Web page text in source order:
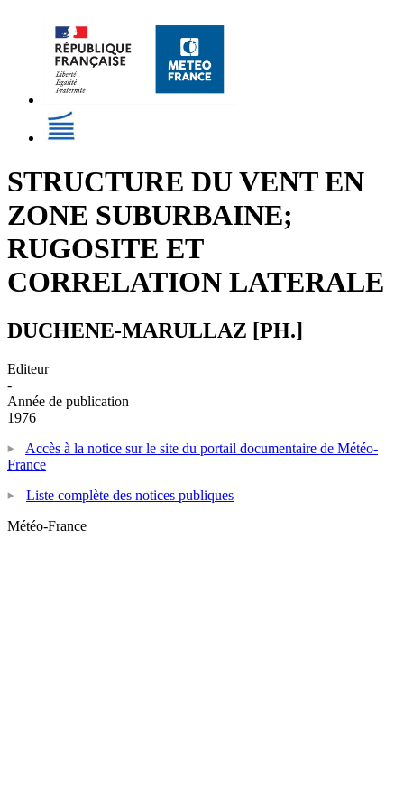
STRUCTURE DU VENT EN
ZONE SUBURBAINE;
RUGOSITE ET
CORRELATION LATERALE
DUCHENE-MARULLAZ [PH.]
Editeur
-
Année de publication
1976
Accès à la notice sur le site du portail documentaire de Météo-
France
Liste complète des notices publiques
Météo-France